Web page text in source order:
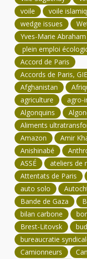
voile
voile
wedge issues
Yves-Marie Abraham
plein emploi
Accord de Paris
Accords de Paris,
Afghanistan
agriculture
agro-
Algonquins
Aliments
Amazon
Amir
Anishinabé
ASSÉ
ateliers de
Attentats de Paris
auto solo
Bande de Gaza
bilan carbone
Brest-Litovsk
bureaucratie
Camionneurs